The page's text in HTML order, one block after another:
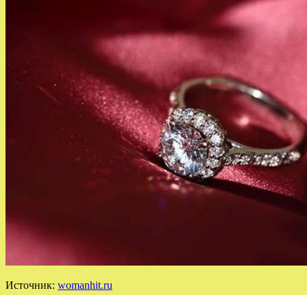
Источник: womanhit.ru